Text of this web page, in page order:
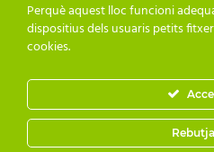
© 2024 Adesiara Editorial | Tots
IVA inclòs |
Perquè aquest lloc funcioni
dispositius dels usuaris petits
cookies.